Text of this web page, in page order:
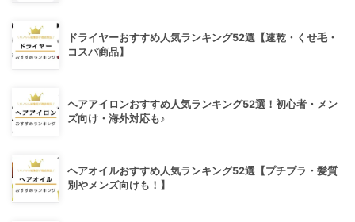
ドライヤーおすすめ人気ランキング52選【速乾・くせ毛・
コスパ商品】
ヘアアイロンおすすめ人気ランキング52選！初心者・メン
ズ向け・海外対応も♪
ヘアオイルおすすめ人気ランキング52選【プチプラ・髪質
別やメンズ向けも！】